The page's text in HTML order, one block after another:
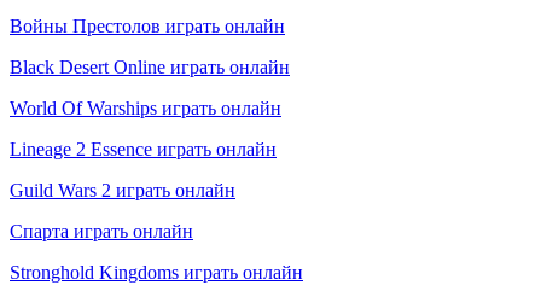
Войны Престолов играть онлайн
Black Desert Online играть онлайн
World Of Warships играть онлайн
Lineage 2 Essence играть онлайн
Guild Wars 2 играть онлайн
Спарта играть онлайн
Stronghold Kingdoms играть онлайн